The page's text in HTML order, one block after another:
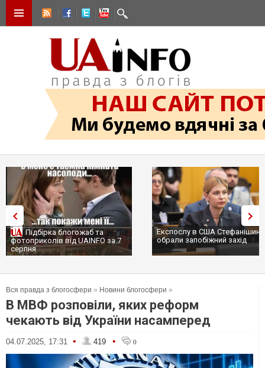
Підбірка блогожаб та
фотоприколів від UAINFO за 7
серпня
Експослу в США
обрали запобіжний захід
Вся правда з блогосфери » Новини блогосфери »
В МВФ розповіли, яких реформ
чекають від України насамперед
04.07.2025, 17:31 • 419 • 0